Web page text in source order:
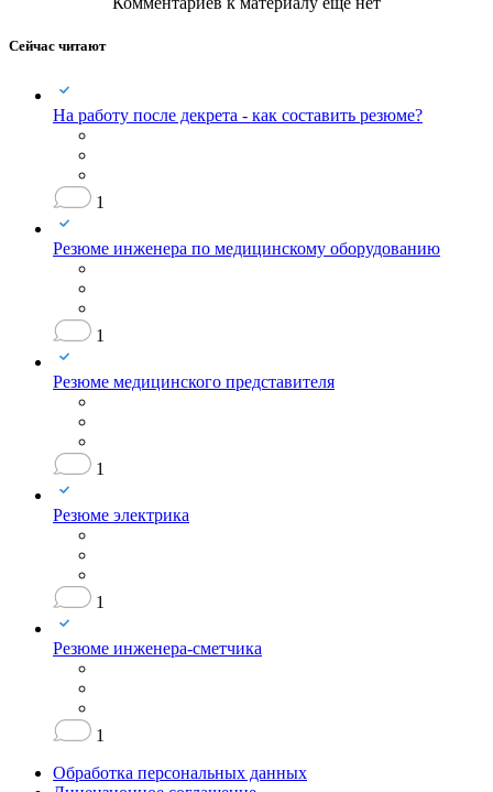
Сейчас читают
На работу после декрета - как составить резюме?
1
Резюме инженера по медицинскому оборудованию
1
Резюме медицинского представителя
1
Резюме электрика
1
Резюме инженера-сметчика
1
Обработка персональных данных